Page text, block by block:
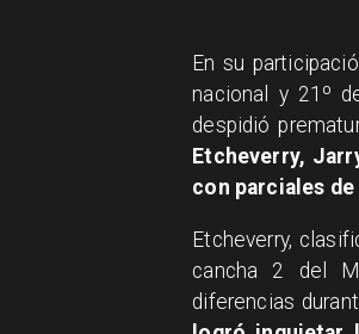
​En su
nacional y 21º
despidió
Etcheverry,
con parciales de
​Etcheverry,
cancha 2 del
diferencias